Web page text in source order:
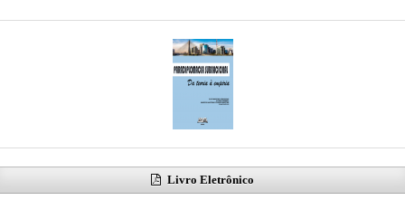
Livro Eletrônico